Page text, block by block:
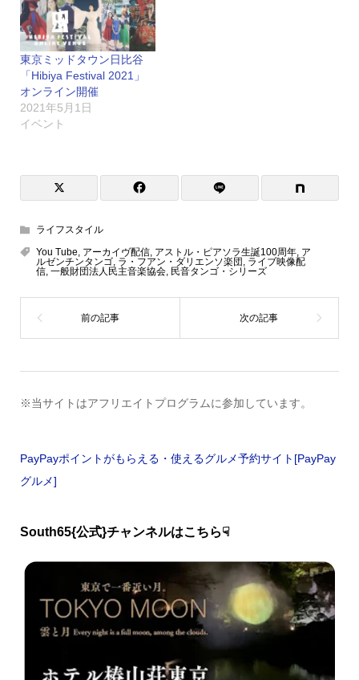
東京ミッドタウン日比谷
「Hibiya Festival 2021」
オンライン開催
2021年5月1日
イベント
ライフスタイル
You Tube, アーカイヴ配信, アストル・ピアソラ生誕100周年, ア
ルゼンチンタンゴ, ラ・フアン・ダリエンソ楽団 , ライブ映像配
信, 一般財団法人民主音楽協会, 民音タンゴ・シリーズ
※当サイトはアフリエイトプログラムに参加しています。
PayPayポイントがもらえる・使えるグルメ予約サイト[PayPay
グルメ]
South65{公式}チャンネルはこちら☟